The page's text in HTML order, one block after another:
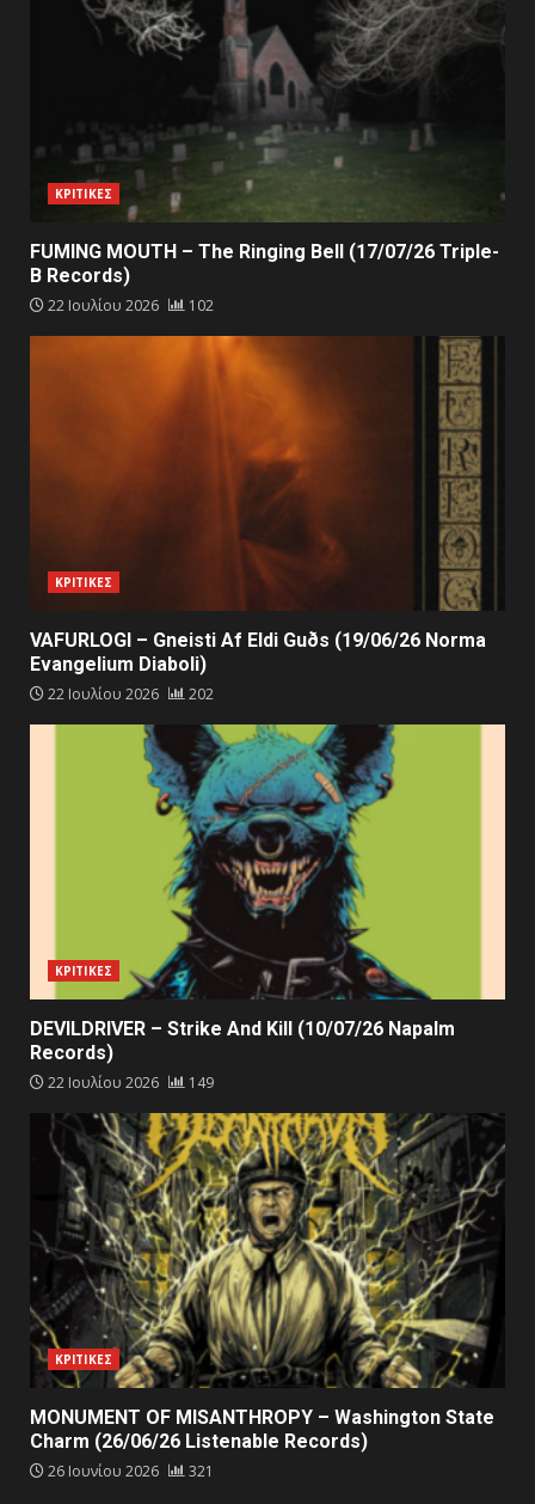
ΚΡΙΤΙΚΕΣ
FUMING MOUTH – The Ringing Bell (17/07/26 Triple-
B Records)
22 Ιουλίου 2026 102
ΚΡΙΤΙΚΕΣ
VAFURLOGI – Gneisti Af Eldi Guðs (19/06/26 Norma
Evangelium Diaboli)
22 Ιουλίου 2026 202
ΚΡΙΤΙΚΕΣ
DEVILDRIVER – Strike And Kill (10/07/26 Napalm
Records)
22 Ιουλίου 2026 149
ΚΡΙΤΙΚΕΣ
MONUMENT OF MISANTHROPY – Washington State
Charm (26/06/26 Listenable Records)
26 Ιουνίου 2026 321